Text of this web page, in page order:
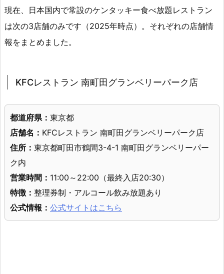
現在、日本国内で常設のケンタッキー食べ放題レストラン
は次の3店舗のみです（2025年時点）。それぞれの店舗情
報をまとめました。
KFCレストラン 南町田グランベリーパーク店
都道府県： 東京都
店舗名： KFCレストラン 南町田グランベリーパーク店
住所： 東京都町田市鶴間3-4-1 南町田グランベリーパー
ク内
営業時間： 11:00～22:00（最終入店20:30）
特徴： 整理券制・アルコール飲み放題あり
公式情報： 公式サイトはこちら